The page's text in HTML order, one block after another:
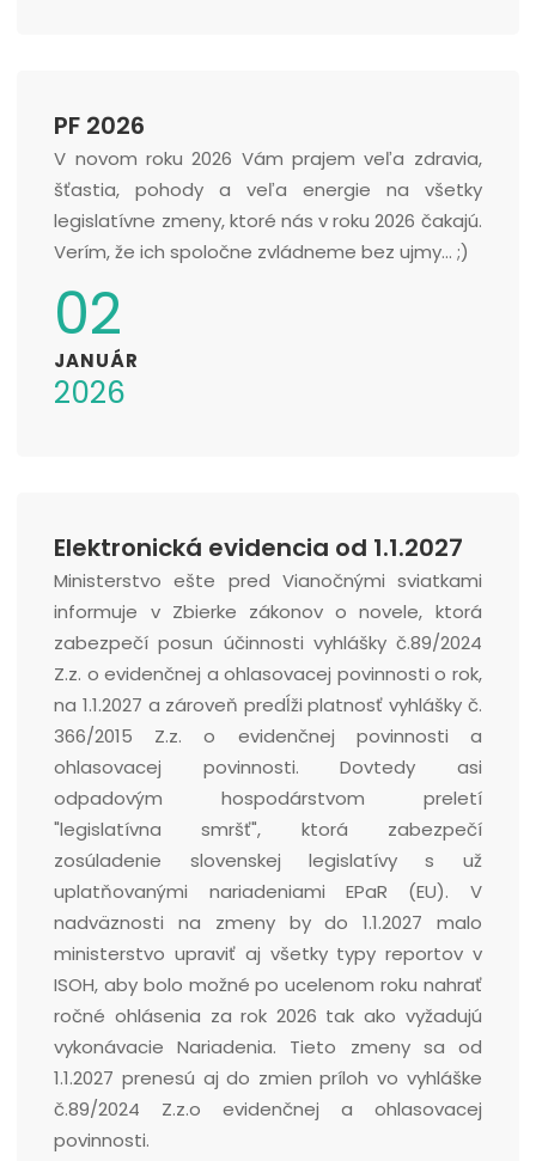
PF 2026
V novom roku 2026 Vám prajem veľa zdravia,
šťastia, pohody a veľa energie na všetky
legislatívne zmeny, ktoré nás v roku 2026 čakajú.
Verím, že ich spoločne zvládneme bez ujmy... ;)
02
JANUÁR
2026
Elektronická evidencia od 1.1.2027
Ministerstvo ešte pred Vianočnými sviatkami
informuje v Zbierke zákonov o novele, ktorá
zabezpečí posun účinnosti vyhlášky č.89/2024
Z.z. o evidenčnej a ohlasovacej povinnosti o rok,
na 1.1.2027 a zároveň predĺži platnosť vyhlášky č.
366/2015 Z.z. o evidenčnej povinnosti a
ohlasovacej povinnosti. Dovtedy asi
odpadovým hospodárstvom preletí
"legislatívna smršť", ktorá zabezpečí
zosúladenie slovenskej legislatívy s už
uplatňovanými nariadeniami EPaR (EU). V
nadväznosti na zmeny by do 1.1.2027 malo
ministerstvo upraviť aj všetky typy reportov v
ISOH, aby bolo možné po ucelenom roku nahrať
ročné ohlásenia za rok 2026 tak ako vyžadujú
vykonávacie Nariadenia. Tieto zmeny sa od
1.1.2027 prenesú aj do zmien príloh vo vyhláške
č.89/2024 Z.z.o evidenčnej a ohlasovacej
povinnosti.